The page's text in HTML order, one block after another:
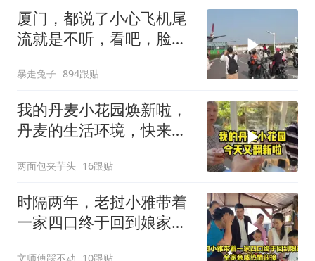
厦门，都说了小心飞机尾
流就是不听，看吧，脸都
暴走兔子 894跟贴
我的丹麦小花园焕新啦，
丹麦的生活环境，快来打
两面包夹芋头 16跟贴
时隔两年，老挝小雅带着
一家四口终于回到娘家，
文师傅踩不动 10跟贴